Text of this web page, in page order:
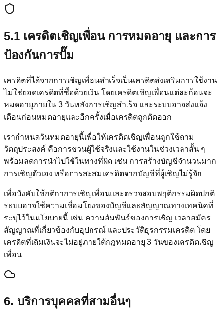
5.1 เครดิตเชิญเพื่อน การหมดอายุ และการ
ป้องกันการปั๊ม
เครดิตที่ได้จากการเชิญเพื่อนสำเร็จเป็นเครดิตส่งเสริมการใช้งาน
ไม่ใช่ยอดเครดิตที่ซื้อด้วยเงิน โดยเครดิตเชิญเพื่อนแต่ละก้อนจะ
หมดอายุภายใน 3 วันหลังการเชิญสำเร็จ และระบบอาจส่งแจ้ง
เตือนก่อนหมดอายุและอีกครั้งเมื่อเครดิตถูกตัดออก
เรากำหนดวันหมดอายุนี้เพื่อให้เครดิตเชิญเพื่อนถูกใช้ตาม
วัตถุประสงค์ คือการชวนผู้ใช้จริงและใช้งานในช่วงเวลาสั้น ๆ
พร้อมลดการนำไปใช้ในทางที่ผิด เช่น การสร้างบัญชีจำนวนมาก
การเชิญตัวเอง หรือการสะสมเครดิตจากบัญชีที่ผู้เชิญไม่รู้จัก
เพื่อบังคับใช้กติกาการเชิญเพื่อนและตรวจสอบพฤติกรรมผิดปกติ
ระบบอาจใช้ความเชื่อมโยงของบัญชีและสัญญาณทางเทคนิคที่
ระบุไว้ในนโยบายนี้ เช่น ความสัมพันธ์ของการเชิญ เวลาสมัคร
สัญญาณที่เกี่ยวข้องกับอุปกรณ์ และประวัติธุรกรรมเครดิต โดย
เครดิตที่เติมเงินจะไม่อยู่ภายใต้กฎหมดอายุ 3 วันของเครดิตเชิญ
เพื่อน
6. บริการบุคคลที่สามอื่นๆ